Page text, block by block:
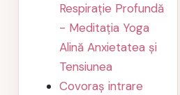
Respirație Profundă
- Meditația Yoga
Alină Anxietatea și
Tensiunea
Covoraș intrare